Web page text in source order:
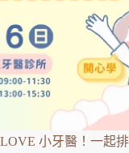
LOVE 小牙醫！一起